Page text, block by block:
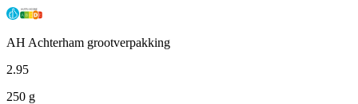
AH Achterham grootverpakking
2.95
250 g